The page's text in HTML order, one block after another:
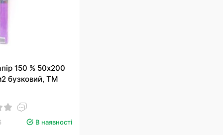
150 % 50х200
бузковий, TM
В наявності